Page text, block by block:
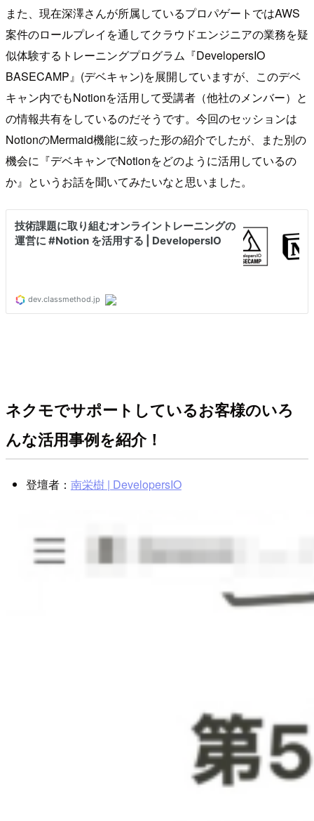
また、現在深澤さんが所属しているプロパゲートではAWS
案件のロールプレイを通してクラウドエンジニアの業務を疑
似体験するトレーニングプログラム『DevelopersIO
BASECAMP』(デベキャン)を展開していますが、このデベ
キャン内でもNotionを活用して受講者（他社のメンバー）と
の情報共有をしているのだそうです。今回のセッションは
NotionのMermaid機能に絞った形の紹介でしたが、また別の
機会に『デベキャンでNotionをどのように活用しているの
か』というお話を聞いてみたいなと思いました。
ネクモでサポートしているお客様のいろ
んな活用事例を紹介！
登壇者： 南栄樹 | DevelopersIO